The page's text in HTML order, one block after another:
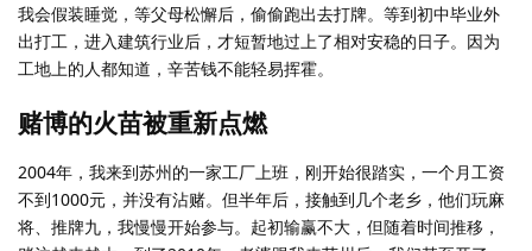
我会假装睡觉，等父母松懈后，偷偷跑出去打牌。等到初中毕业外
出打工，进入建筑行业后，才短暂地过上了相对安稳的日子。因为
工地上的人都知道，辛苦钱不能轻易挥霍。
赌博的火苗被重新点燃
2004年，我来到苏州的一家工厂上班，刚开始很踏实，一个月工资
不到1000元，并没有沾赌。但半年后，接触到几个老乡，他们玩麻
将、推牌九，我慢慢开始参与。起初输赢不大，但随着时间推移，